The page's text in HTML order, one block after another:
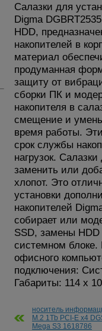
Салазки для
Digma
HDD,
накопителей в
материал
продуманная
защиту от
сборки ПК и
накопителя в
смещение и
время работы.
срок службы
нагрузок.
заменить или
хлопот. Это
установки
накопителей
собирает или
SSD, замены
системном блоке.
офисного
подключения:
Габариты: 114 х
носитель
M.2 1Tb PCI-E x4
Mega S3 1618786